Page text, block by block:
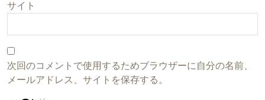
サイト
次回のコメントで使用するためブラウザーに自分の名前、
メールアドレス、サイトを保存する。